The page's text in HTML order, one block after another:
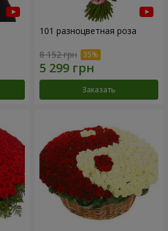
101 разноцветная роза
8 152 грн
Заказать